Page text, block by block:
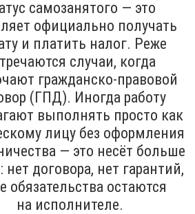
самозанятого — это
официально получать
и платить налог. Реже
случаи, когда
гражданско-правовой
(ГПД). Иногда работу
выполнять просто как
лицу без оформления
— это несёт больше
нет договора, нет гарантий,
обязательства остаются
на исполнителе.